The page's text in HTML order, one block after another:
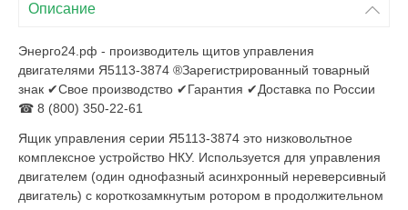
Описание
Энерго24.рф - производитель щитов управления
двигателями Я5113-3874 ®Зарегистрированный товарный
знак ✔Свое производство ✔Гарантия ✔Доставка по России
☎ 8 (800) 350-22-61
Ящик управления серии Я5113-3874 это низковольтное
комплексное устройство НКУ. Используется для управления
двигателем (один однофазный асинхронный нереверсивный
двигатель) с короткозамкнутым ротором в продолжительном